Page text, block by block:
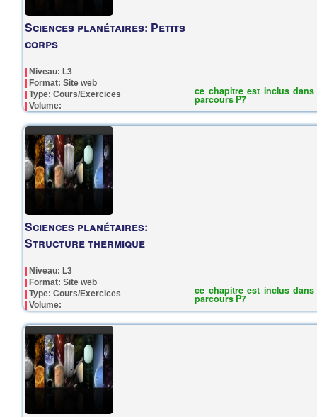
Sciences planétaires: Petits
corps
Niveau: L3
Format: Site web
Type: Cours/Exercices
Volume:
ce chapitre est inclus dans
parcours P7
Sciences planétaires:
Structure thermique
Niveau: L3
Format: Site web
Type: Cours/Exercices
Volume:
ce chapitre est inclus dans
parcours P7